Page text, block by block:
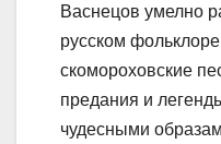
Васнецов умелно
русском
скомороховские
предания и
чудесными